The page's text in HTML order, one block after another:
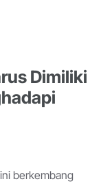
Dimiliki
berkembang